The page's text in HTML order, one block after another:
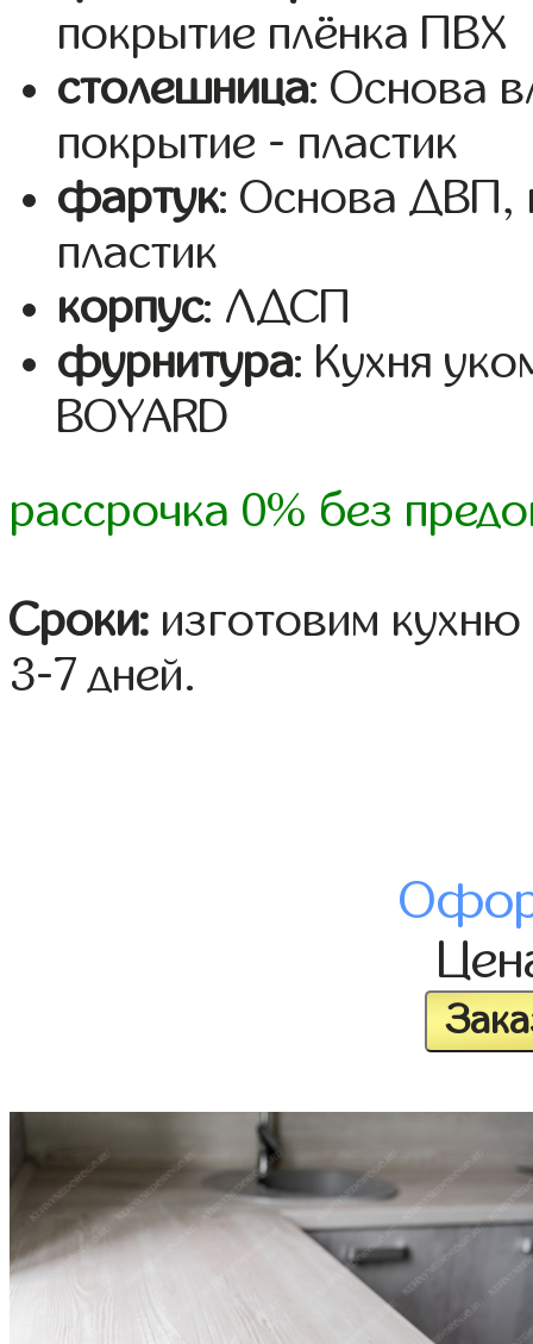
покрытие плёнка ПВХ
столешница: Основа
покрытие - пластик
фартук: Основа ДВП,
пластик
корпус: ЛДСП
фурнитура: Кухня
BOYARD
рассрочка 0% без
Сроки: изготовим
3-7 дней.